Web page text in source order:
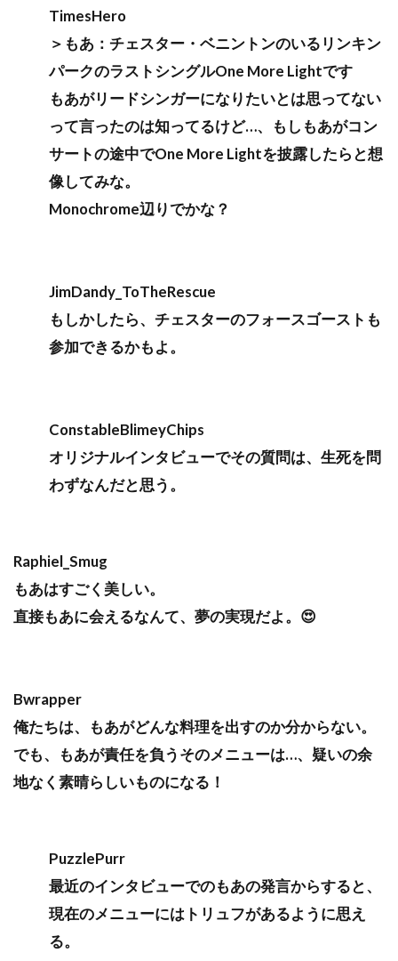
TimesHero
＞もあ：チェスター・ベニントンのいるリンキン
パークのラストシングルOne More Lightです
もあがリードシンガーになりたいとは思ってない
って言ったのは知ってるけど…、もしもあがコン
サートの途中でOne More Lightを披露したらと想
像してみな。
Monochrome辺りでかな？
JimDandy_ToTheRescue
もしかしたら、チェスターのフォースゴーストも
参加できるかもよ。
ConstableBlimeyChips
オリジナルインタビューでその質問は、生死を問
わずなんだと思う。
Raphiel_Smug
もあはすごく美しい。
直接もあに会えるなんて、夢の実現だよ。😍
Bwrapper
俺たちは、もあがどんな料理を出すのか分からない。
でも、もあが責任を負うそのメニューは…、疑いの余
地なく素晴らしいものになる！
PuzzlePurr
最近のインタビューでのもあの発言からすると、
現在のメニューにはトリュフがあるように思え
る。